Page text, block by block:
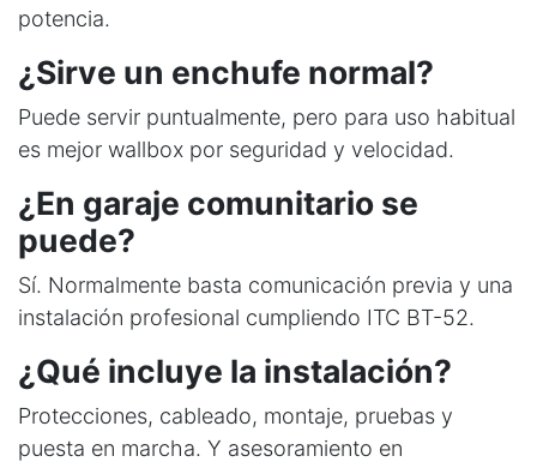
potencia.
¿Sirve un enchufe normal?
Puede servir puntualmente, pero para uso habitual
es mejor wallbox por seguridad y velocidad.
¿En garaje comunitario se
puede?
Sí. Normalmente basta comunicación previa y una
instalación profesional cumpliendo ITC BT-52.
¿Qué incluye la instalación?
Protecciones, cableado, montaje, pruebas y
puesta en marcha. Y asesoramiento en